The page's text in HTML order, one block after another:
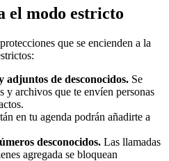
el modo estricto
que se encienden a la
de desconocidos. Se
y archivos que te envíen personas
en tu agenda podrán añadirte a
desconocidos. Las llamadas
agregada se bloquean